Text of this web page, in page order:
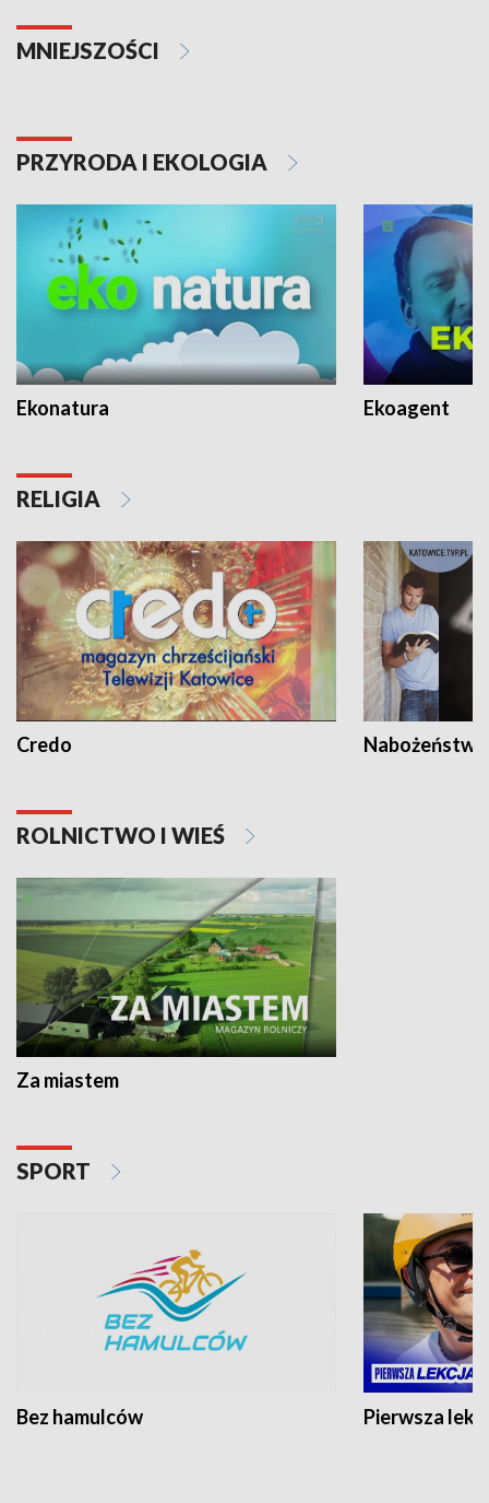
MNIEJSZOŚCI
PRZYRODA I EKOLOGIA
Ekonatura Ekoagent
RELIGIA
Credo
ROLNICTWO I WIEŚ
Za miastem
SPORT
Bez hamulców Pierwsza